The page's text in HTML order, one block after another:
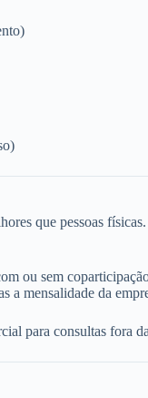
que pessoas
ou sem
a mensalidade da
para consultas fora